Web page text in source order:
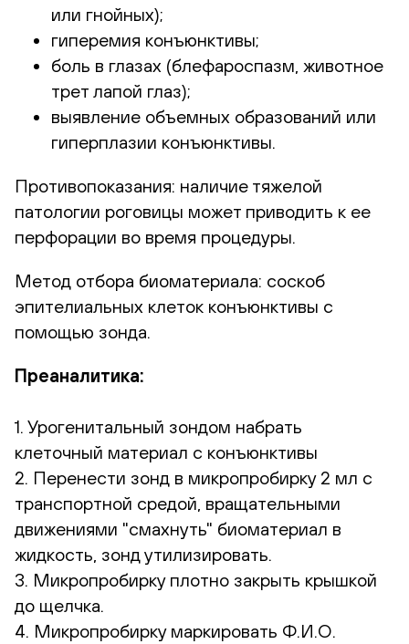
или гнойных);
гиперемия конъюнктивы;
боль в глазах (блефароспазм, животное
трет лапой глаз);
выявление объемных образований или
гиперплазии конъюнктивы.
Противопоказания: наличие тяжелой
патологии роговицы может приводить к ее
перфорации во время процедуры.
Метод отбора биоматериала: соскоб
эпителиальных клеток конъюнктивы с
помощью зонда.
Преаналитика:
1. Урогенитальный зондом набрать
клеточный материал с конъюнктивы
2. Перенести зонд в микропробирку 2 мл с
транспортной средой, вращательными
движениями "смахнуть" биоматериал в
жидкость, зонд утилизировать.
3. Микропробирку плотно закрыть крышкой
до щелчка.
4. Микропробирку маркировать Ф.И.О.